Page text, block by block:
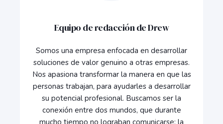
Equipo de redacción de Drew
Somos una empresa enfocada en desarrollar
soluciones de valor genuino a otras empresas.
Nos apasiona transformar la manera en que las
personas trabajan, para ayudarles a desarrollar
su potencial profesional. Buscamos ser la
conexión entre dos mundos, que durante
mucho tiempo no lograban comunicarse: la